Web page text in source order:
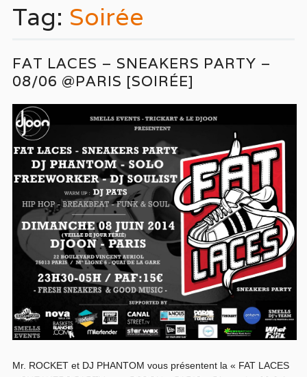
Tag: Soirée
FAT LACES – SNEAKERS PARTY –
08/06 @PARIS [SOIRÉE]
Mr. ROCKET et DJ PHANTOM vous présentent la « FAT LACES